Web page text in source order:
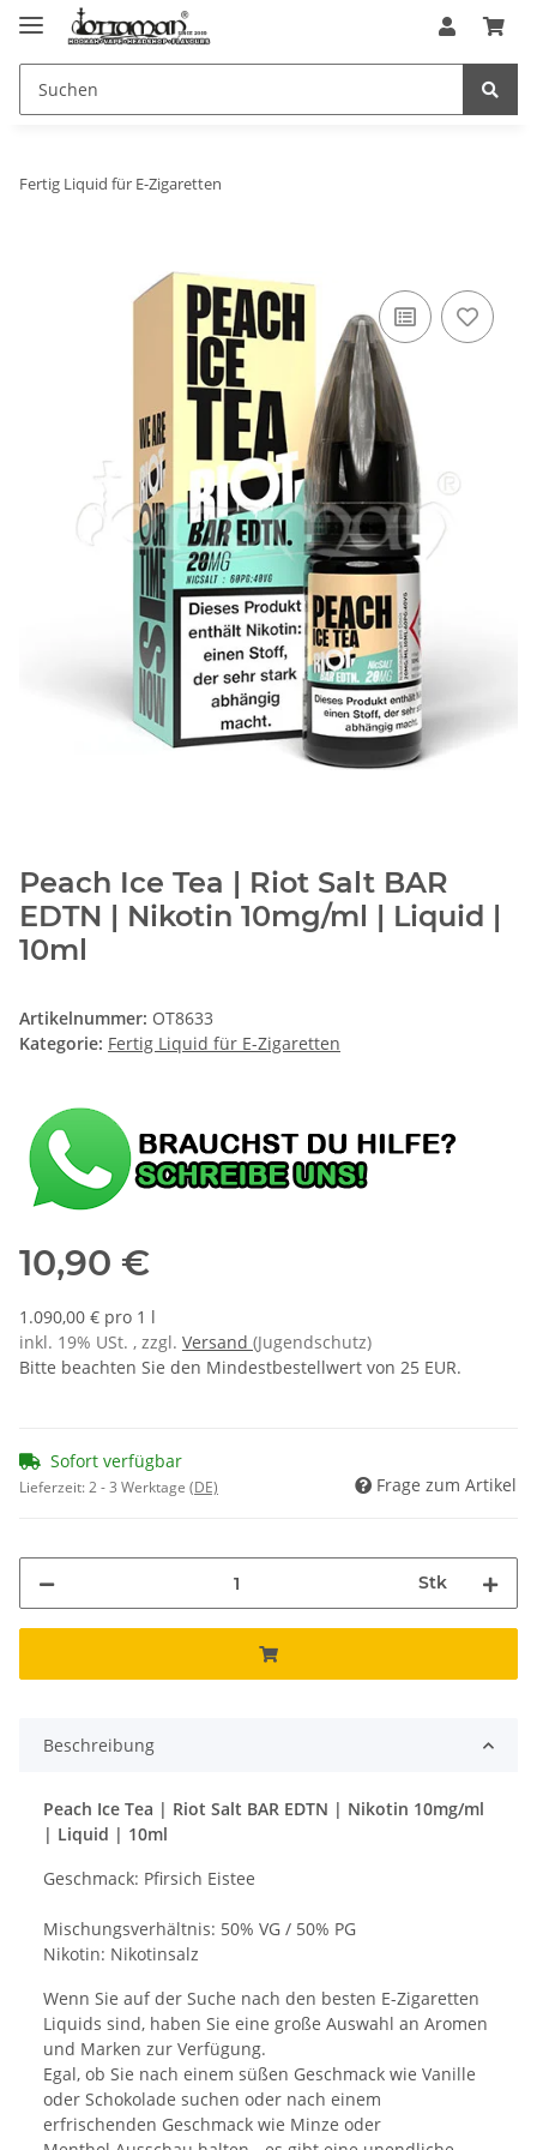
Fertig Liquid für E-Zigaretten
Peach Ice Tea | Riot Salt BAR
EDTN | Nikotin 10mg/ml | Liquid |
10ml
Artikelnummer: OT8633
Kategorie: Fertig Liquid für E-Zigaretten
10,90 €
1.090,00 € pro 1 l
inkl. 19% USt. , zzgl. Versand (Jugendschutz)
Bitte beachten Sie den Mindestbestellwert von 25 EUR.
Sofort verfügbar
Lieferzeit:2 - 3 Werktage (DE) Frage zum Artikel
Stk
Beschreibung
Peach Ice Tea | Riot Salt BAR EDTN | Nikotin 10mg/ml
| Liquid | 10ml
Geschmack: Pfirsich Eistee
Mischungsverhältnis: 50% VG / 50% PG
Nikotin: Nikotinsalz
Wenn Sie auf der Suche nach den besten E-Zigaretten
Liquids sind, haben Sie eine große Auswahl an Aromen
und Marken zur Verfügung.
Egal, ob Sie nach einem süßen Geschmack wie Vanille
oder Schokolade suchen oder nach einem
erfrischenden Geschmack wie Minze oder